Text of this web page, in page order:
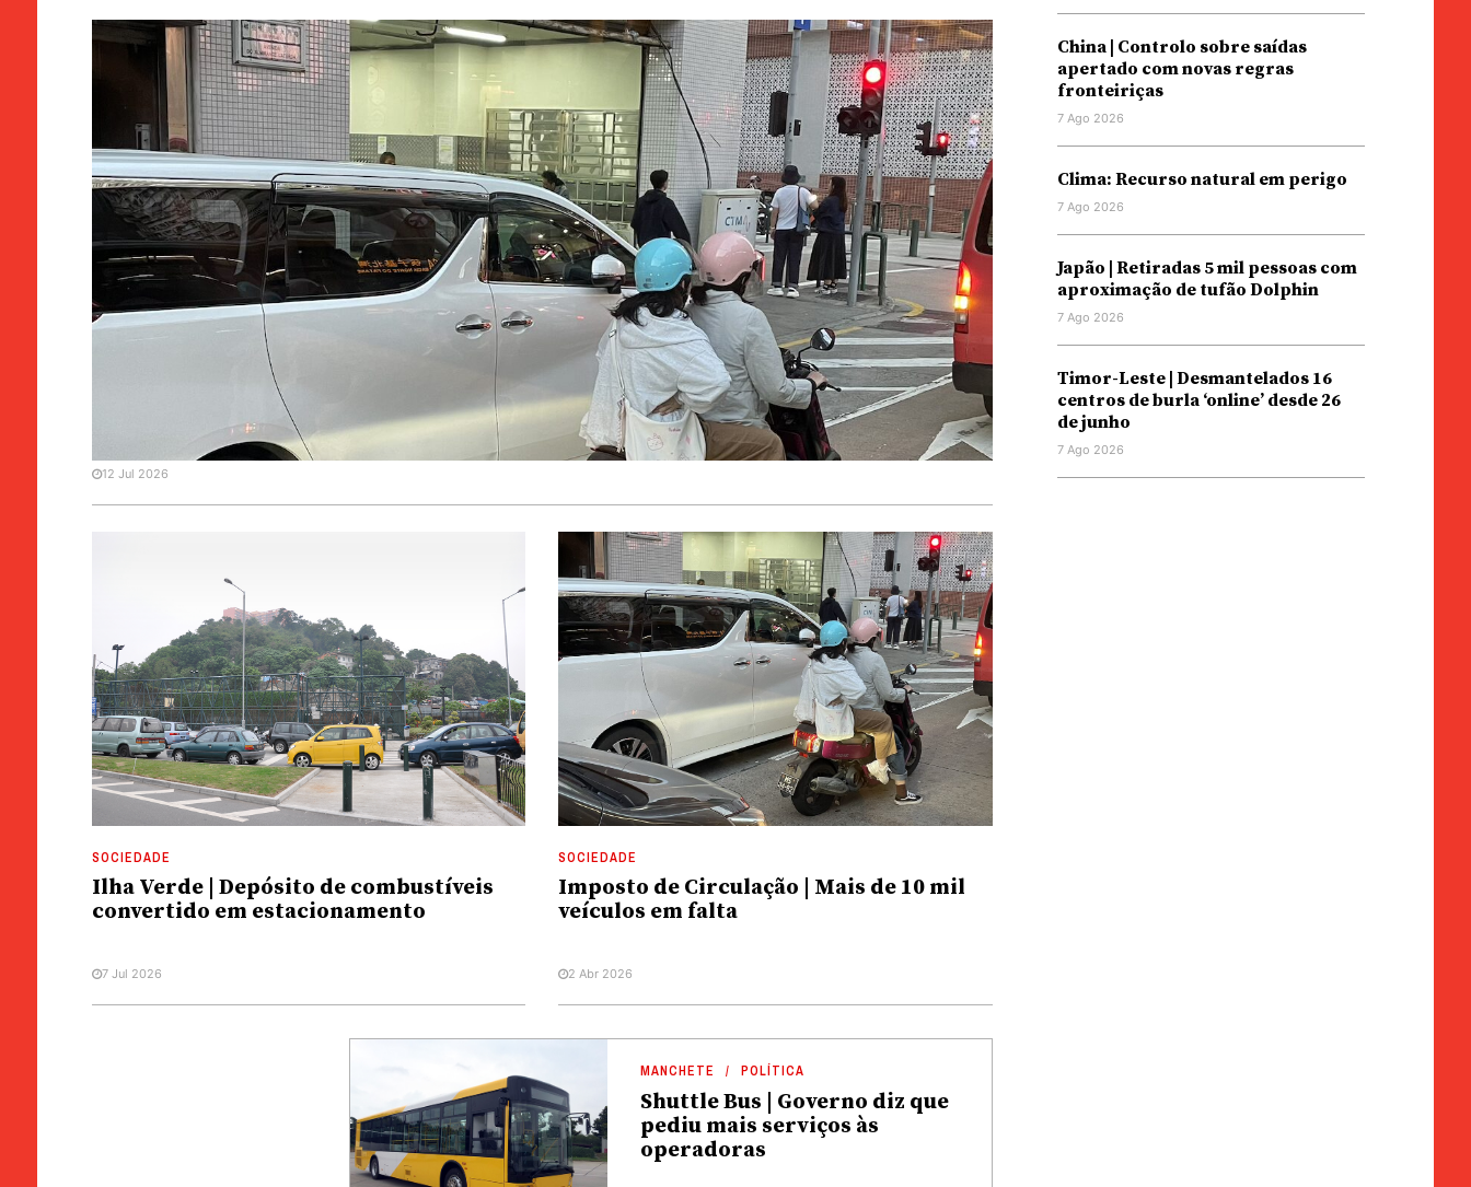
SOCIEDADE
Atropelamentos | DSAT prepara mais passagens aéreas
pedonais
12 Jul 2026
SOCIEDADE
Ilha Verde | Depósito de combustíveis
convertido em estacionamento
7 Jul 2026
SOCIEDADE
Imposto de Circulação | Mais de 10 mil
veículos em falta
2 Abr 2026
MANCHETE POLÍTICA
Shuttle Bus | Governo diz que
pediu mais serviços às
operadoras
China | Controlo sobre saídas
apertado com novas regras
fronteiriças
7 Ago 2026
Clima: Recurso natural em perigo
7 Ago 2026
Japão | Retiradas 5 mil pessoas com
aproximação de tufão Dolphin
7 Ago 2026
Timor-Leste | Desmantelados 16
centros de burla ‘online’ desde 26
de junho
7 Ago 2026